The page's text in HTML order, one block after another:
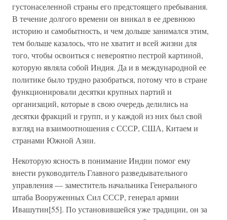
густонаселенной страны его предстоящего пребывания.
В течение долгого времени он вникал в ее древнюю
историю и самобытность, и чем дольше занимался этим,
тем больше казалось, что не хватит и всей жизни для
того, чтобы освоиться с невероятно пестрой картиной,
которую являла собой Индия. Да и в международной ее
политике было трудно разобраться, потому что в стране
функционировали десятки крупных партий и
организаций, которые в свою очередь делились на
десятки фракций и групп, и у каждой из них был свой
взгляд на взаимоотношения с СССР, США, Китаем и
странами Южной Азии.
Некоторую ясность в понимание Индии помог ему
внести руководитель Главного разведывательного
управления — заместитель начальника Генерального
штаба Вооруженных Сил СССР, генерал армии
Ивашутин[55]. По установившейся уже традиции, он за